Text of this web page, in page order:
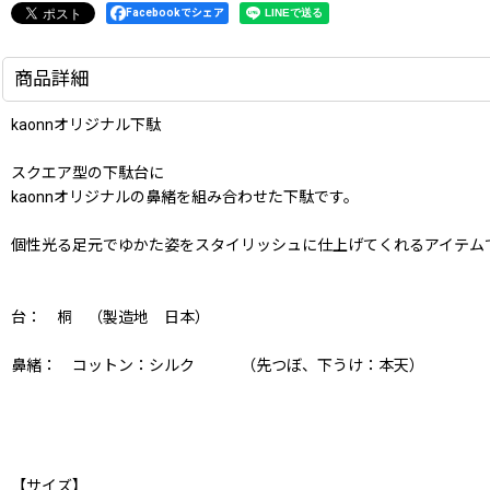
Facebookでシェア
商品詳細
kaonnオリジナル下駄
スクエア型の下駄台に
kaonnオリジナルの鼻緒を組み合わせた下駄です。
個性光る足元でゆかた姿をスタイリッシュに仕上げてくれるアイテム
台： 桐 （製造地 日本）
鼻緒： コットン：シルク （先つぼ、下うけ：本天）
【サイズ】